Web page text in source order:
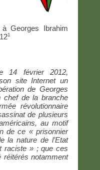
Georges Ibrahim
1
14 février 2012,
site Internet un
de Georges
chef de la branche
révolutionnaire
de plusieurs
au motif
de ce « prisonnier
la nature de l’Etat
raciste » ; que ces
réitérés notamment